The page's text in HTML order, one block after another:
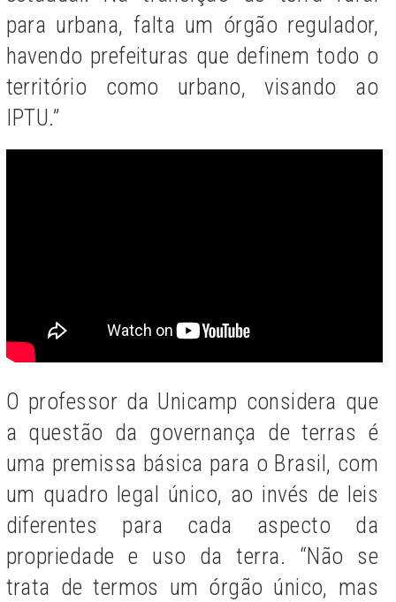
para urbana, falta um órgão regulador,
havendo prefeituras que definem todo o
território como urbano, visando ao
IPTU.”
O professor da Unicamp considera que
a questão da governança de terras é
uma premissa básica para o Brasil, com
um quadro legal único, ao invés de leis
diferentes para cada aspecto da
propriedade e uso da terra. “Não se
trata de termos um órgão único, mas